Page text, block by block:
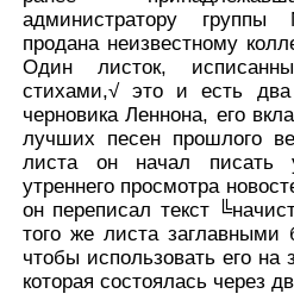
администратору
продана неизвестному
Один листок,
стихами,√ это и есть
черновика Леннона, его
лучших песен прошлого
листа он начал
утреннего просмотра
он переписал текст
того же листа заглавными
чтобы использовать его на
которая состоялась через